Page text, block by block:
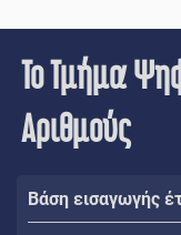
Το Τμήμα
Αριθμούς
Βάση εισαγωγής